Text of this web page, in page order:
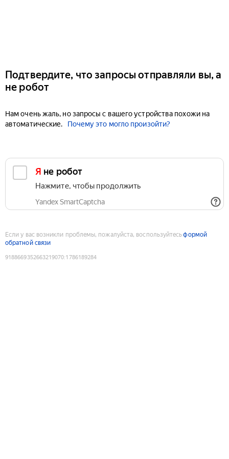
Подтвердите, что запросы отправляли вы, а
не робот
Нам очень жаль, но запросы с вашего устройства похожи на
автоматические.
Почему это могло произойти?
Я не робот
Нажмите, чтобы продолжить
Yandex SmartCaptcha
Если у вас возникли проблемы, пожалуйста, воспользуйтесьформой
обратной связи
9188669352663219070:1786189284